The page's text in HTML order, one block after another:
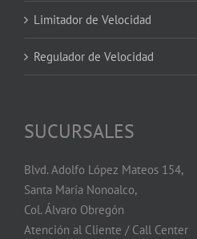
Limitador de Velocidad
Regulador de Velocidad
SUCURSALES
Blvd. Adolfo López Mateos 154,
Santa María Nonoalco,
Col. Álvaro Obregón
Atención al Cliente / Call Center